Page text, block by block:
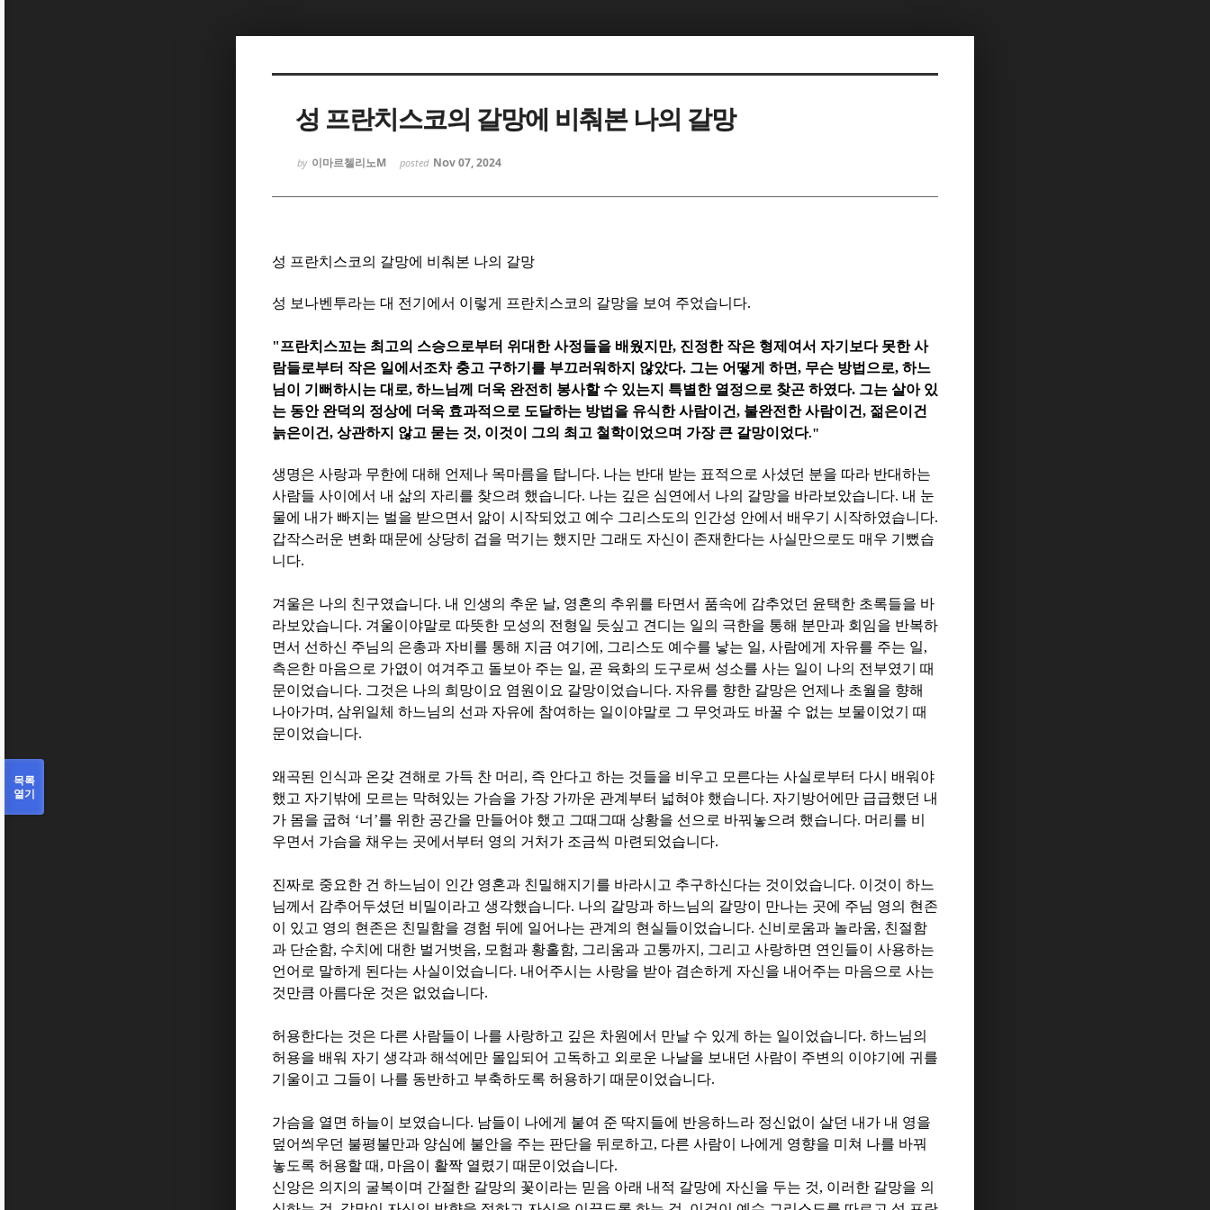
성 프란치스코의 갈망에 비춰본 나의 갈망
by 이마르첼리노M posted Nov 07, 2024
성 프란치스코의 갈망에 비춰본 나의 갈망
성 보나벤투라는 대 전기에서 이렇게 프란치스코의 갈망을 보여 주었습니다.
"프란치스꼬는 최고의 스승으로부터 위대한 사정들을 배웠지만, 진정한 작은 형제여서 자기보다 못한 사
람들로부터 작은 일에서조차 충고 구하기를 부끄러워하지 않았다. 그는 어떻게 하면, 무슨 방법으로, 하느
님이 기뻐하시는 대로, 하느님께 더욱 완전히 봉사할 수 있는지 특별한 열정으로 찾곤 하였다. 그는 살아 있
는 동안 완덕의 정상에 더욱 효과적으로 도달하는 방법을 유식한 사람이건, 불완전한 사람이건, 젊은이건
늙은이건, 상관하지 않고 묻는 것, 이것이 그의 최고 철학이었으며 가장 큰 갈망이었다."
생명은 사랑과 무한에 대해 언제나 목마름을 탑니다. 나는 반대 받는 표적으로 사셨던 분을 따라 반대하는
사람들 사이에서 내 삶의 자리를 찾으려 했습니다. 나는 깊은 심연에서 나의 갈망을 바라보았습니다. 내 눈
물에 내가 빠지는 벌을 받으면서 앎이 시작되었고 예수 그리스도의 인간성 안에서 배우기 시작하였습니다.
갑작스러운 변화 때문에 상당히 겁을 먹기는 했지만 그래도 자신이 존재한다는 사실만으로도 매우 기뻤습
니다.
겨울은 나의 친구였습니다. 내 인생의 추운 날, 영혼의 추위를 타면서 품속에 감추었던 윤택한 초록들을 바
라보았습니다. 겨울이야말로 따뜻한 모성의 전형일 듯싶고 견디는 일의 극한을 통해 분만과 회임을 반복하
면서 선하신 주님의 은총과 자비를 통해 지금 여기에, 그리스도 예수를 낳는 일, 사람에게 자유를 주는 일,
측은한 마음으로 가엾이 여겨주고 돌보아 주는 일, 곧 육화의 도구로써 성소를 사는 일이 나의 전부였기 때
문이었습니다. 그것은 나의 희망이요 염원이요 갈망이었습니다. 자유를 향한 갈망은 언제나 초월을 향해
나아가며 , 삼위일체 하느님의 선과 자유에 참여하는 일이야말로 그 무엇과도 바꿀 수 없는 보물이었기 때
문이었습니다.
왜곡된 인식과 온갖 견해로 가득 찬 머리 , 즉 안다고 하는 것들을 비우고 모른다는 사실로부터 다시 배워야
했고 자기밖에 모르는 막혀있는 가슴을 가장 가까운 관계부터 넓혀야 했습니다. 자기방어에만 급급했던 내
가 몸을 굽혀 ‘너 ’를 위한 공간을 만들어야 했고 그때그때 상황을 선으로 바꿔놓으려 했습니다. 머리를 비
우면서 가슴을 채우는 곳에서부터 영의 거처가 조금씩 마련되었습니다.
진짜로 중요한 건 하느님이 인간 영혼과 친밀해지기를 바라시고 추구하신다는 것이었습니다. 이것이 하느
님께서 감추어두셨던 비밀이라고 생각했습니다. 나의 갈망과 하느님의 갈망이 만나는 곳에 주님 영의 현존
이 있고 영의 현존은 친밀함을 경험 뒤에 일어나는 관계의 현실들이었습니다. 신비로움과 놀라움, 친절함
과 단순함, 수치에 대한 벌거벗음, 모험과 황홀함, 그리움과 고통까지 , 그리고 사랑하면 연인들이 사용하는
언어로 말하게 된다는 사실이었습니다. 내어주시는 사랑을 받아 겸손하게 자신을 내어주는 마음으로 사는
것만큼 아름다운 것은 없었습니다.
허용한다는 것은 다른 사람들이 나를 사랑하고 깊은 차원에서 만날 수 있게 하는 일이었습니다. 하느님의
허용을 배워 자기 생각과 해석에만 몰입되어 고독하고 외로운 나날을 보내던 사람이 주변의 이야기에 귀를
기울이고 그들이 나를 동반하고 부축하도록 허용하기 때문이었습니다.
가슴을 열면 하늘이 보였습니다. 남들이 나에게 붙여 준 딱지들에 반응하느라 정신없이 살던 내가 내 영을
덮어씌우던 불평불만과 양심에 불안을 주는 판단을 뒤로하고, 다른 사람이 나에게 영향을 미쳐 나를 바꿔
놓도록 허용할 때 , 마음이 활짝 열렸기 때문이었습니다.
신앙은 의지의 굴복이며 간절한 갈망의 꽃이라는 믿음 아래 내적 갈망에 자신을 두는 것, 이러한 갈망을 의
목록
열기
Sketchbook5, 스케치북5
Sketchbook5, 스케치북5